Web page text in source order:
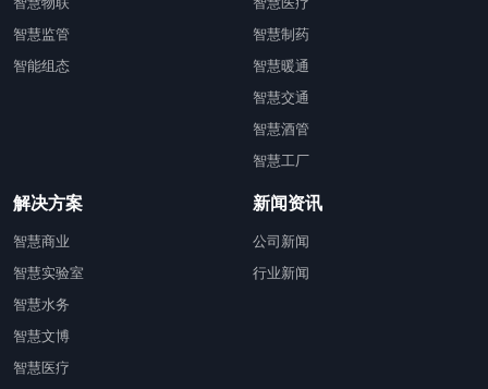
智慧监管
智能组态
智慧制药
智慧暖通
智慧交通
智慧酒管
智慧工厂
解决方案
智慧商业
智慧实验室
智慧水务
智慧文博
智慧医疗
新闻资讯
公司新闻
行业新闻